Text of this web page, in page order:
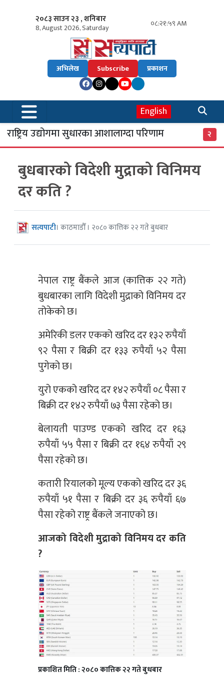
२०८३ साउन २३ , शनिबार
8, August 2026, Saturday ०८:२२:०० AM
अभिलेख Subscribe प्रकाशन
English
उद्योगमा सुधारका आशालाग्दा परिणाम
बुधबारको विदेशी मुद्राको विनिमय
दर कति ?
सत्यपाटी। काठमाडौँ । २०८० कात्तिक २२ गते बुधबार
नेपाल राष्ट्र बैंकले आज (कात्तिक २२ गते)
बुधबारका लागि विदेशी मुद्राको विनिमय दर
तोकेको छ।
अमेरिकी डलर एकको खरिद दर १३२ रुपैयाँ
९२ पैसा र बिक्री दर १३३ रुपैयाँ ५२ पैसा
पुगेको छ।
युरो एकको खरिद दर १४२ रुपैयाँ ०८ पैसा र
बिक्री दर १४२ रुपैयाँ ७३ पैसा रहेको छ।
बेलायती पाउण्ड एकको खरिद दर १६३
रुपैयाँ ५५ पैसा र बिक्री दर १६४ रुपैयाँ २९
पैसा रहेको छ।
कतारी रियालको मूल्य एकको खरिद दर ३६
रुपैयाँ ५१ पैसा र बिक्री दर ३६ रुपैयाँ ६७
पैसा रहेको राष्ट्र बैंकले जनाएको छ।
आजको विदेशी मुद्राको विनिमय दर कति
?
प्रकाशित मिति : २०८० कात्तिक २२ गते बुधबार